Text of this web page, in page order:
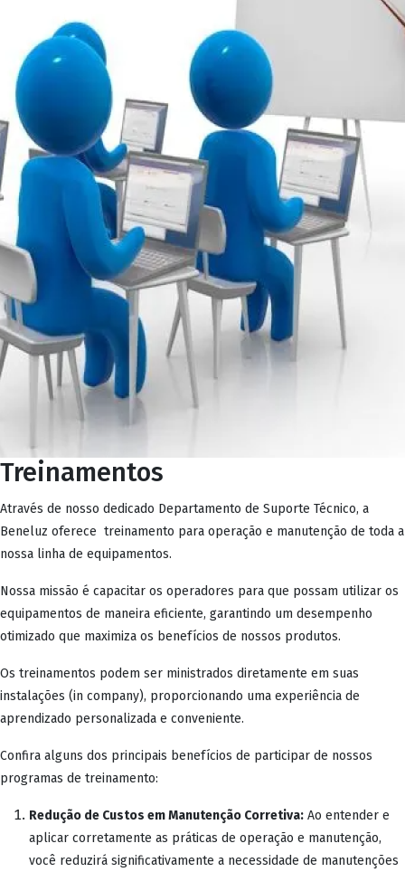
Treinamentos
Através de nosso dedicado Departamento de Suporte Técnico, a
Beneluz oferece treinamento para operação e manutenção de toda a
nossa linha de equipamentos.
Nossa missão é capacitar os operadores para que possam utilizar os
equipamentos de maneira eficiente, garantindo um desempenho
otimizado que maximiza os benefícios de nossos produtos.
Os treinamentos podem ser ministrados diretamente em suas
instalações (in company), proporcionando uma experiência de
aprendizado personalizada e conveniente.
Confira alguns dos principais benefícios de participar de nossos
programas de treinamento:
Redução de Custos em Manutenção Corretiva: Ao entender e
aplicar corretamente as práticas de operação e manutenção,
você reduzirá significativamente a necessidade de manutenções